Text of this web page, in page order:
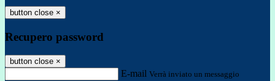
button close ×
Recupero password
button close ×
E-mail Verrà inviato un messaggio